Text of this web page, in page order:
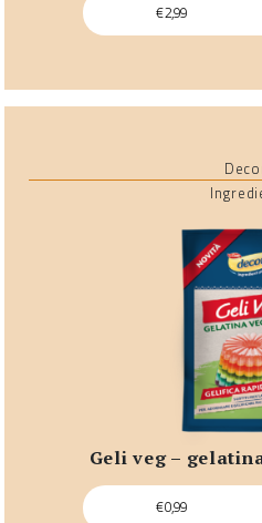
€2,99
geli veg –
€0,99